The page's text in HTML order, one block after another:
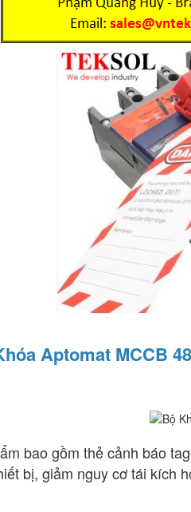
Aptomat MCCB
bao gồm thẻ cảnh báo
bị, giảm nguy cơ tái kích